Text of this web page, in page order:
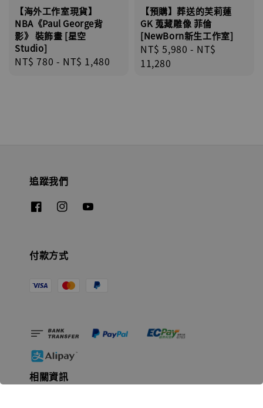
【海外工作室現貨】
NBA《Paul George背
影》 裝飾畫 [星空
Studio]
Regular
NT$ 780 - NT$ 1,480
【預購】葬送的芙莉蓮
GK 蒐藏雕像 菲倫
[NewBorn新生工作室]
Regular
price
NT$ 5,980 - NT$
11,280
追蹤我們
付款方式
相關資訊